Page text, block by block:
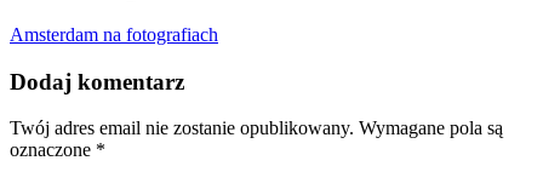
Amsterdam na fotografiach
Dodaj komentarz
Twój adres email nie zostanie opublikowany. Wymagane pola są
oznaczone *